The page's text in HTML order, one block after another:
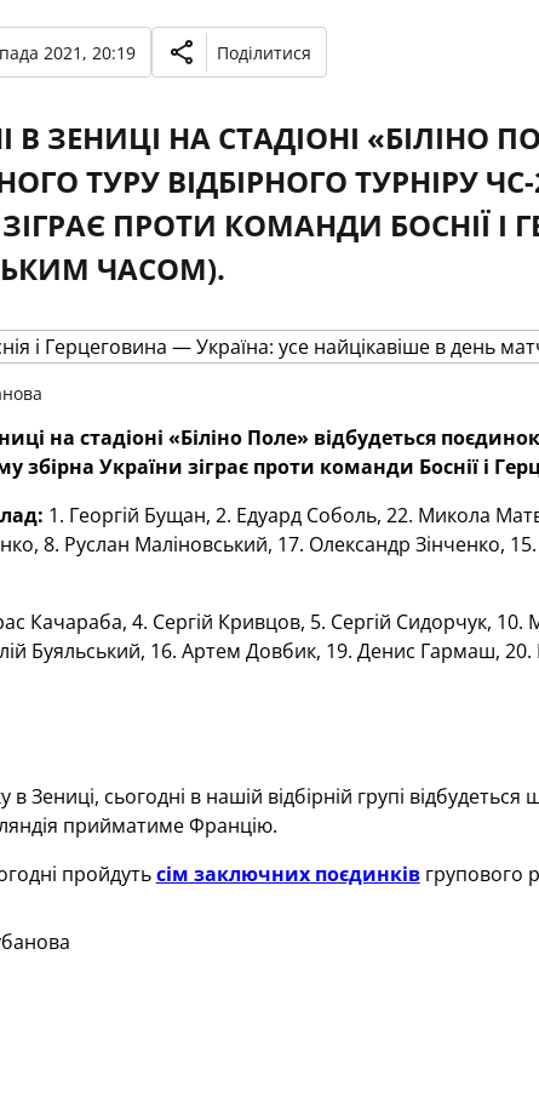
2021, 20:19 Поділитися
В ЗЕНИЦІ НА СТАДІОНІ «БІЛІНО
ТУРУ ВІДБІРНОГО ТУРНІРУ
ПРОТИ КОМАНДИ БОСНІЇ І
ЧАСОМ).
на стадіоні «Біліно Поле» відбудеться
збірна України зіграє проти команди Боснії і
1. Георгій Бущан, 2. Едуард Соболь, 22. Микола
8. Руслан Маліновський, 17. Олександр Зінченко,
Качараба, 4. Сергій Кривцов, 5. Сергій Сидорчук,
Буяльський, 16. Артем Довбик, 19. Денис Гармаш,
в Зениці, сьогодні в нашій відбірній групі відбудеться
прийматиме Францію.
пройдутьсім заключних поєдинківгрупового